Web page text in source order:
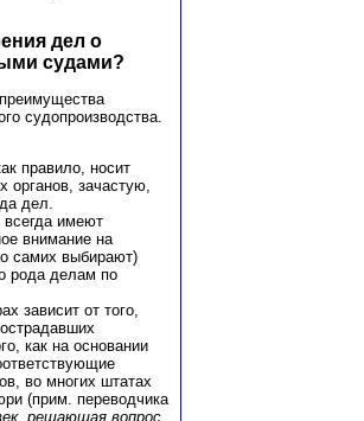
дел о
судами?
судопроизводства.
правило, носит
органов, зачастую,
дел.
имеют
внимание на
самих выбирают)
рода делам по
зависит от того,
как на основании
во многих штатах
(прим. переводчика
решающая вопрос